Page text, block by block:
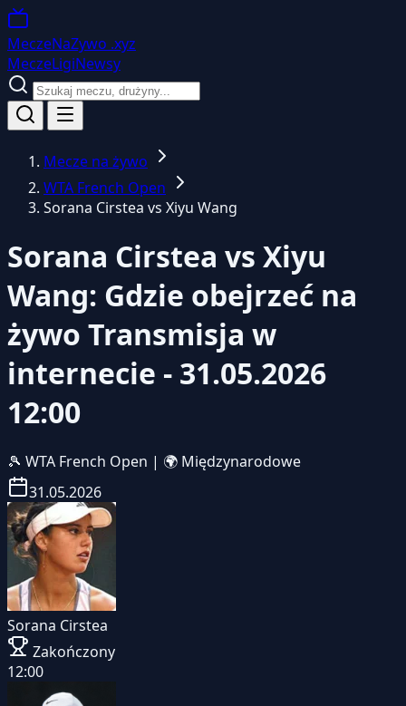
MeczeNaZywo .xyz
MeczeLigiNewsy
Mecze na żywo
WTA French Open
Sorana Cirstea vs Xiyu Wang
Sorana Cirstea vs Xiyu
Wang: Gdzie obejrzeć na
żywo Transmisja w
internecie - 31.05.2026
12:00
🎾 WTA French Open | 🌍 Międzynarodowe
31.05.2026
Sorana Cirstea
Zakończony
12:00